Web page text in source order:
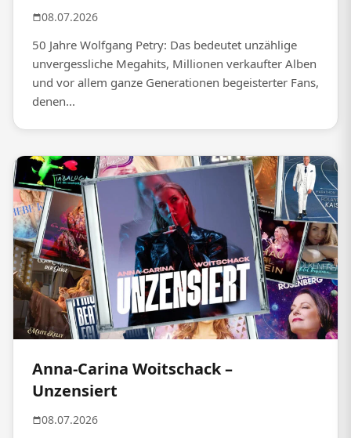
08.07.2026
50 Jahre Wolfgang Petry: Das bedeutet unzählige
unvergessliche Megahits, Millionen verkaufter Alben
und vor allem ganze Generationen begeisterter Fans,
denen...
Anna-Carina Woitschack –
Unzensiert
08.07.2026